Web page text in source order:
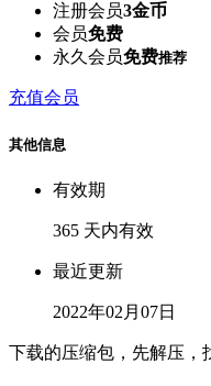
注册会员3金币
会员免费
永久会员免费推荐
充值会员
其他信息
有效期
365 天内有效
最近更新
2022年02月07日
下载的压缩包，先解压，